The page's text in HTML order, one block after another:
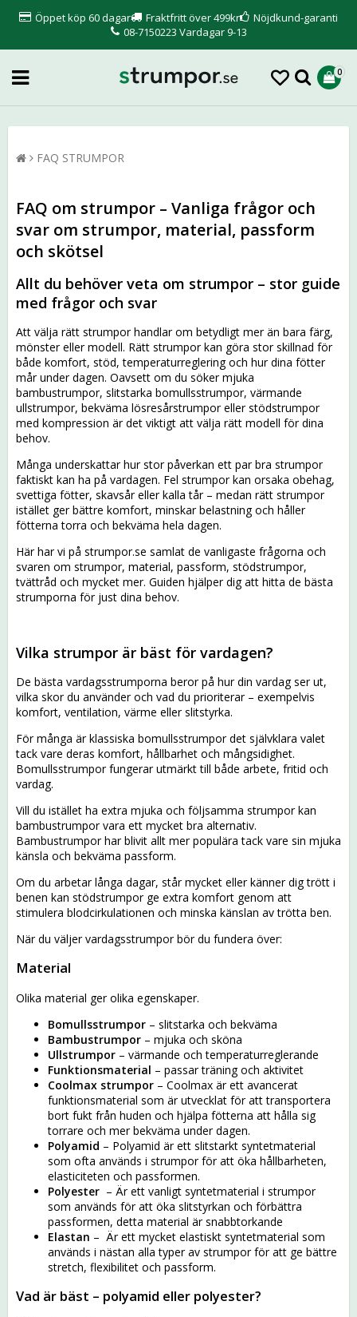
Öppet köp 60 dagar Fraktfritt över 499kr
Nöjdkund-garanti
08-7150223 Vardagar 9-13
0
FAQ STRUMPOR
FAQ om strumpor – Vanliga frågor och
svar om strumpor, material, passform
och skötsel
Allt du behöver veta om strumpor – stor guide
med frågor och svar
Att välja rätt strumpor handlar om betydligt mer än bara färg,
mönster eller modell. Rätt strumpor kan göra stor skillnad för
både komfort, stöd, temperaturreglering och hur dina fötter
mår under dagen. Oavsett om du söker mjuka
bambustrumpor, slitstarka bomullsstrumpor, värmande
ullstrumpor, bekväma lösresårstrumpor eller stödstrumpor
med kompression är det viktigt att välja rätt modell för dina
behov.
Många underskattar hur stor påverkan ett par bra strumpor
faktiskt kan ha på vardagen. Fel strumpor kan orsaka obehag,
svettiga fötter, skavsår eller kalla tår – medan rätt strumpor
istället ger bättre komfort, minskar belastning och håller
fötterna torra och bekväma hela dagen.
Här har vi på strumpor.se samlat de vanligaste frågorna och
svaren om strumpor, material, passform, stödstrumpor,
tvättråd och mycket mer. Guiden hjälper dig att hitta de bästa
strumporna för just dina behov.
Vilka strumpor är bäst för vardagen?
De bästa vardagsstrumporna beror på hur din vardag ser ut,
vilka skor du använder och vad du prioriterar – exempelvis
komfort, ventilation, värme eller slitstyrka.
För många är klassiska bomullsstrumpor det självklara valet
tack vare deras komfort, hållbarhet och mångsidighet.
Bomullsstrumpor fungerar utmärkt till både arbete, fritid och
vardag.
Vill du istället ha extra mjuka och följsamma strumpor kan
bambustrumpor vara ett mycket bra alternativ.
Bambustrumpor har blivit allt mer populära tack vare sin mjuka
känsla och bekväma passform.
Om du arbetar långa dagar, står mycket eller känner dig trött i
benen kan stödstrumpor ge extra komfort genom att
stimulera blodcirkulationen och minska känslan av trötta ben.
När du väljer vardagsstrumpor bör du fundera över:
Material
Olika material ger olika egenskaper.
Bomullsstrumpor – slitstarka och bekväma
Bambustrumpor – mjuka och sköna
Ullstrumpor – värmande och temperaturreglerande
Funktionsmaterial – passar träning och aktivitet
Coolmax strumpor – Coolmax är ett avancerat
funktionsmaterial som är utvecklat för att transportera
bort fukt från huden och hjälpa fötterna att hålla sig
torrare och mer bekväma under dagen.
Polyamid – Polyamid är ett slitstarkt syntetmaterial
som ofta används i strumpor för att öka hållbarheten,
elasticiteten och passformen.
Polyester – Är ett vanligt syntetmaterial i strumpor
som används för att öka slitstyrkan och förbättra
passformen, detta material är snabbtorkande
Elastan – Är ett mycket elastiskt syntetmaterial som
används i nästan alla typer av strumpor för att ge bättre
stretch, flexibilitet och passform.
Vad är bäst – polyamid eller polyester?